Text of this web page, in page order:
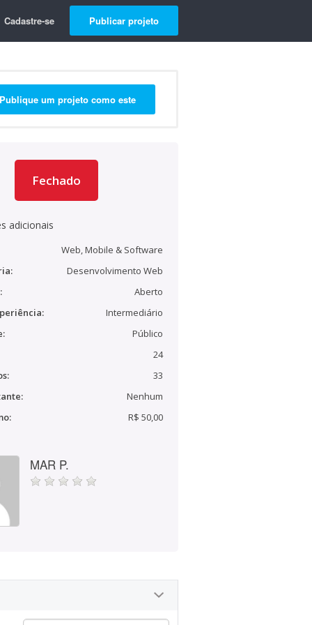
Cadastre-se Publicar projeto
Publique um projeto como este
Fechado
adicionais
Web, Mobile & Software
Desenvolvimento Web
Aberto
Intermediário
Público
24
33
Nenhum
R$ 50,00
MAR P.